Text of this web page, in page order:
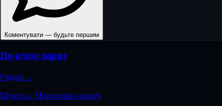
Коментувати — будьте першим
Де клює зараз
Радар →
12місць · 13виловівна мапі